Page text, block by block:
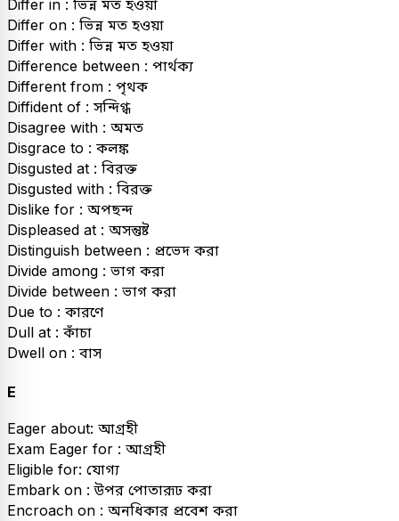
Differ in : ভিন্ন মত হওয়া
Differ on : ভিন্ন মত হওয়া
Differ with : ভিন্ন মত হওয়া
Difference between : পার্থক্য
Different from : পৃথক
Diffident of : সন্দিগ্ধ
Disagree with : অমত
Disgrace to : কলঙ্ক
Disgusted at : বিরক্ত
Disgusted with : বিরক্ত
Dislike for : অপছন্দ
Displeased at : অসন্তুষ্ট
Distinguish between : প্রভেদ করা
Divide among : ভাগ করা
Divide between : ভাগ করা
Due to : কারণে
Dull at : কাঁচা
Dwell on : বাস
E
Eager about: আগ্রহী
Exam Eager for : আগ্রহী
Eligible for: যোগ্য
Embark on : উপর পোতারূঢ করা
Encroach on : অনধিকার প্রবেশ করা